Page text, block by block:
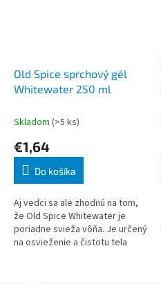
Old Spice sprchový gél
Whitewater 250 ml
Skladom (>5 ks)
€1,64
Do košíka
Aj vedci sa ale zhodnú na tom,
že Old Spice Whitewater je
poriadne svieža vôňa. Je určený
na osvieženie a čistotu tela